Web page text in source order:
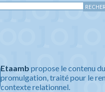
Etaamb propose le contenu
promulgation, traité pour le
contexte relationnel.